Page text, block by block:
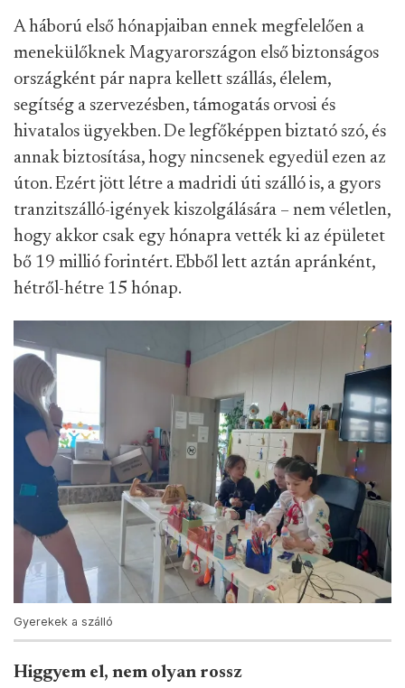
A háború első hónapjaiban ennek megfelelően a
menekülőknek Magyarországon első biztonságos
országként pár napra kellett szállás, élelem,
segítség a szervezésben, támogatás orvosi és
hivatalos ügyekben. De legfőképpen biztató szó, és
annak biztosítása, hogy nincsenek egyedül ezen az
úton. Ezért jött létre a madridi úti szálló is, a gyors
tranzitszálló-igények kiszolgálására – nem véletlen,
hogy akkor csak egy hónapra vették ki az épületet
bő 19 millió forintért. Ebből lett aztán apránként,
hétről-hétre 15 hónap.
Gyerekek a szálló
Higgyem el, nem olyan rossz